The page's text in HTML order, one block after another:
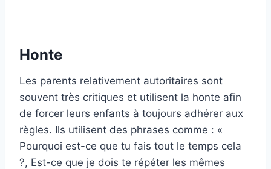
Honte
Les parents relativement autoritaires sont
souvent très critiques et utilisent la honte afin
de forcer leurs enfants à toujours adhérer aux
règles. Ils utilisent des phrases comme : «
Pourquoi est-ce que tu fais tout le temps cela
?, Est-ce que je dois te répéter les mêmes